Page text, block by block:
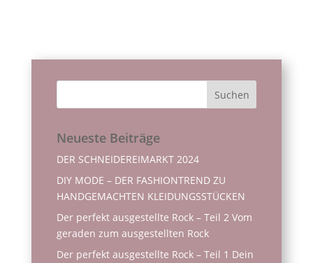
Neueste Beiträge
DER SCHNEIDEREIMARKT 2024
DIY MODE – DER FASHIONTREND ZU
HANDGEMACHTEN KLEIDUNGSSTÜCKEN
Der perfekt ausgestellte Rock – Teil 2 Vom
geraden zum ausgestellten Rock
Der perfekt ausgestellte Rock – Teil 1 Dein